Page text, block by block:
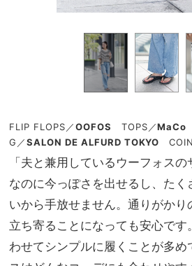
FLIP FLOPS ／OOFOS TOPS ／MaCo
G ／SALON DE ALFURD TOKYO
「夫と兼用しているウーフォス
なのに今っぽさを出せるし、たく
いから手放せません。通りがかり
立ち寄ることになっても安心です
わせてシンプルに履くことが多め